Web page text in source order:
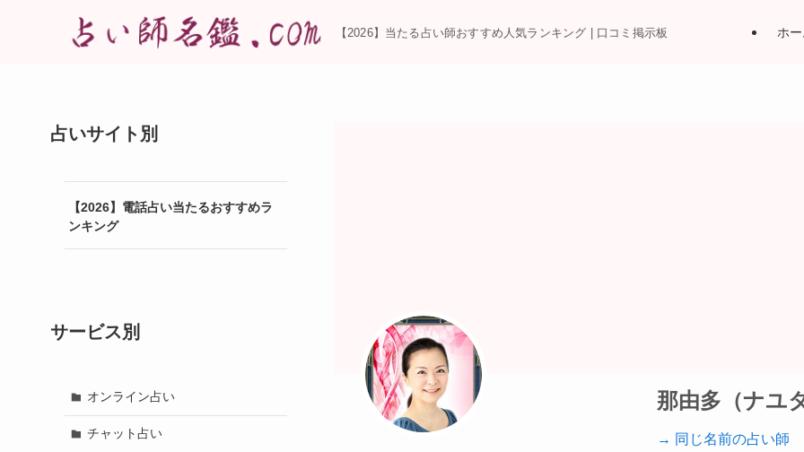
【2026】当たる占い師おすすめ人気ランキング | 口コミ掲示板 ホ
那由多（ナユ
→ 同じ名前の占い師
占いサイト別
【2026】電話占い当たるおすすめラ
ンキング
サービス別
オンライン占い
チャット占い